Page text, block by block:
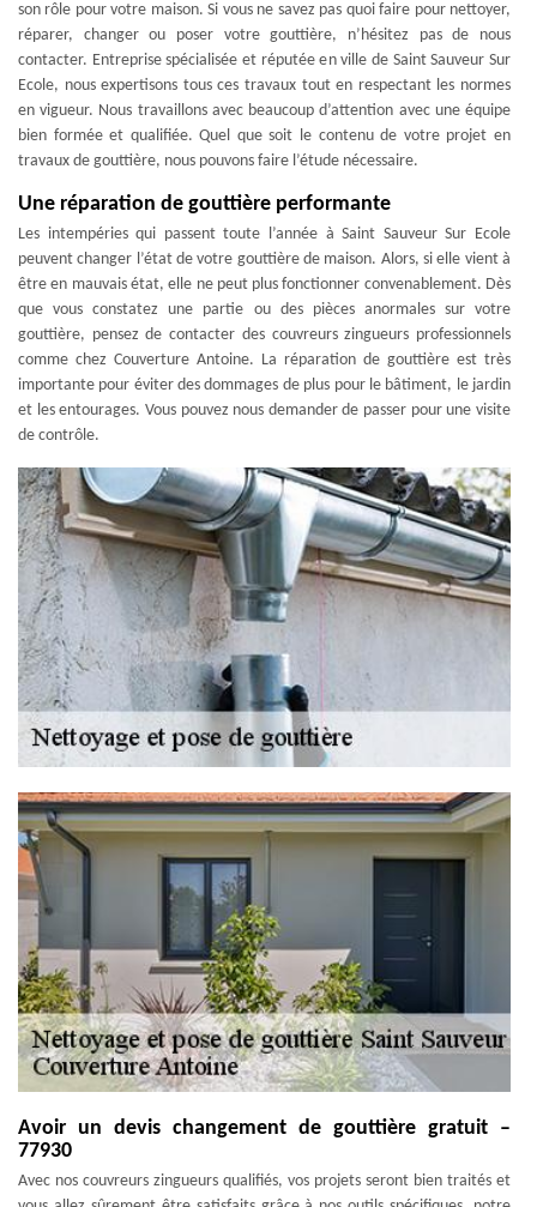
son rôle pour votre maison. Si vous ne savez pas quoi faire pour nettoyer,
réparer, changer ou poser votre gouttière, n’hésitez pas de nous
contacter. Entreprise spécialisée et réputée en ville de Saint Sauveur Sur
Ecole, nous expertisons tous ces travaux tout en respectant les normes
en vigueur. Nous travaillons avec beaucoup d’attention avec une équipe
bien formée et qualifiée. Quel que soit le contenu de votre projet en
travaux de gouttière, nous pouvons faire l’étude nécessaire.
Une réparation de gouttière performante
Les intempéries qui passent toute l’année à Saint Sauveur Sur Ecole
peuvent changer l’état de votre gouttière de maison. Alors, si elle vient à
être en mauvais état, elle ne peut plus fonctionner convenablement. Dès
que vous constatez une partie ou des pièces anormales sur votre
gouttière, pensez de contacter des couvreurs zingueurs professionnels
comme chez Couverture Antoine. La réparation de gouttière est très
importante pour éviter des dommages de plus pour le bâtiment, le jardin
et les entourages. Vous pouvez nous demander de passer pour une visite
de contrôle.
Avoir un devis changement de gouttière gratuit –
77930
Avec nos couvreurs zingueurs qualifiés, vos projets seront bien traités et